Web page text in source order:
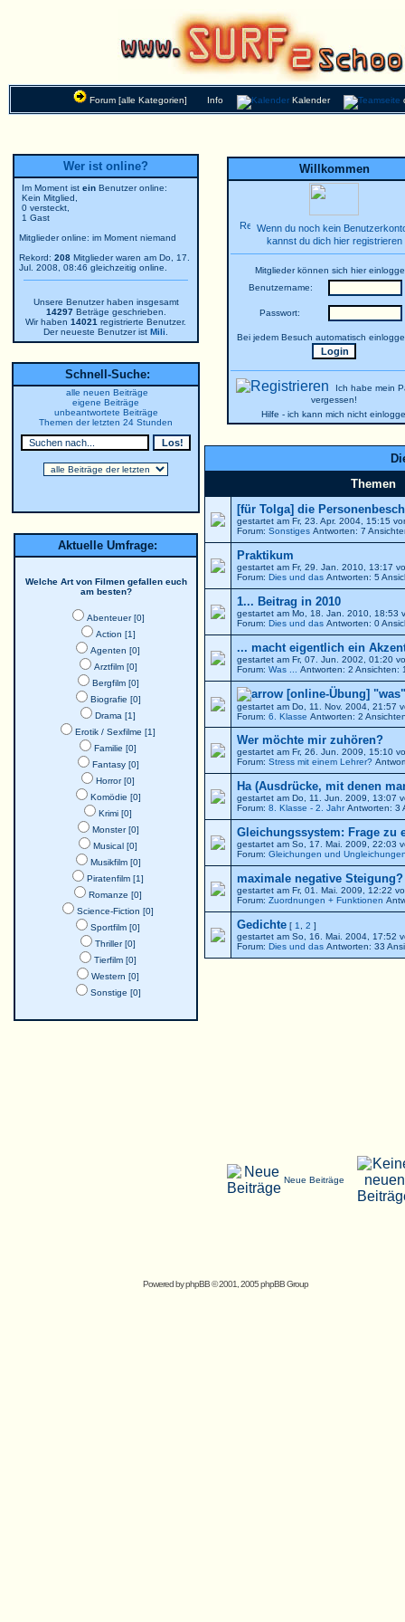
Forum [alle Kategorien] Info Kalender
Wer ist online?
Im Moment ist ein Benutzer online:
Kein Mitglied,
0 versteckt,
1 Gast
Mitglieder online: im Moment niemand
Rekord: 208 Mitglieder waren am Do, 17.
Jul. 2008, 08:46 gleichzeitig online.
Unsere Benutzer haben insgesamt
14297Beträge geschrieben.
Wir haben 14021 registrierte Benutzer.
Der neueste Benutzer ist Mili
Schnell-Suche:
alle neuen Beiträge
eigene Beiträge
unbeantwortete Beiträge
Themen der letzten 24 Stunden
Aktuelle Umfrage:
Welche Art von Filmen gefallen euch
am besten?
Abenteuer [0]
Action [1]
Agenten [0]
Arztfilm [0]
Bergfilm [0]
Biografie [0]
Drama [1]
Erotik / Sexfilme [1]
Familie [0]
Fantasy [0]
Horror [0]
Komödie [0]
Krimi [0]
Monster [0]
Musical [0]
Musikfilm [0]
Piratenfilm [1]
Romanze [0]
Science-Fiction [0]
Sportfilm [0]
Thriller [0]
Tierfilm [0]
Western [0]
Sonstige [0]
Willkommen
Wenn du noch kein
kannst du dich hier registrieren
Mitglieder können sich hier
Benutzername:
Passwort:
Bei jedem Besuch automatisch
Ich habe mein
vergessen!
Hilfe - ich kann mich nicht
Themen
[für Tolga] die
gestartet am Fr, 23. Apr. 2004, 15:15
Forum: Sonstiges Antworten: 7
Praktikum
gestartet am Fr, 29. Jan. 2010, 13:17
Forum: Dies und das Antworten: 5
1... Beitrag in 2010
gestartet am Mo, 18. Jan. 2010, 18:53
Forum: Dies und das Antworten: 0
... macht eigentlich ein
gestartet am Fr, 07. Jun. 2002, 01:20
Forum: Was ... Antworten: 2 Ansichten:
[online-Übung]
gestartet am Do, 11. Nov. 2004, 21:57
Forum: 6. Klasse Antworten: 2
Wer möchte mir zuhören?
gestartet am Fr, 26. Jun. 2009, 15:10
Forum: Stress mit einem Lehrer?
Ha (Ausdrücke, mit denen
gestartet am Do, 11. Jun. 2009, 13:07
Forum: 8. Klasse - 2. JahrAntworten: 3
Gleichungssystem: Frage zu
gestartet am So, 17. Mai. 2009, 22:03
Forum: Gleichungen und
maximale negative
gestartet am Fr, 01. Mai. 2009, 12:22
Forum: Zuordnungen + Funktionen
Gedichte [ 1 2 ]
gestartet am So, 16. Mai. 2004, 17:52
Forum: Dies und das Antworten: 33
Neue Beiträge
Powered byphpBB© 2001, 2005 phpBB Group